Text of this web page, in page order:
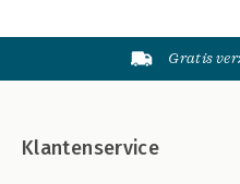
Gratis
Klantenservice